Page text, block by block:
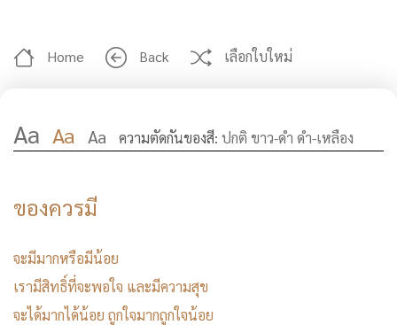
Home Back เลือกใบใหม่
Aa Aa Aa ความตัดกันของสี: ปกติ ขาว-ดำ ดำ-เหลือง
ของควรมี
จะมีมากหรือมีน้อย
เรามีสิทธิ์ที่จะพอใจ และมีความสุข
จะได้มากได้น้อย ถูกใจมากถูกใจน้อย